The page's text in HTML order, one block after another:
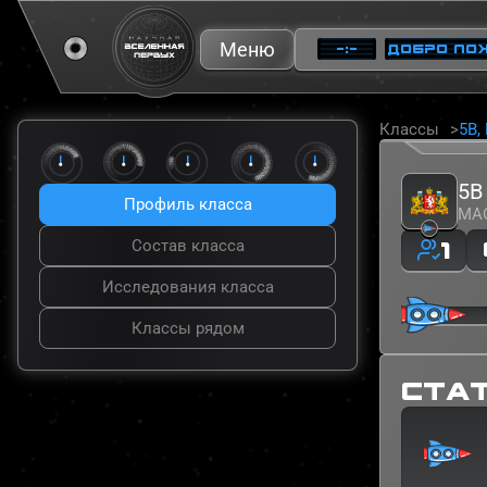
Меню —:— ДОБРО
Профиль класса
Состав класса
Исследования класса
Классы рядом
Классы
5В
1
Регион
город
Учебное
Учебное
МАОУ